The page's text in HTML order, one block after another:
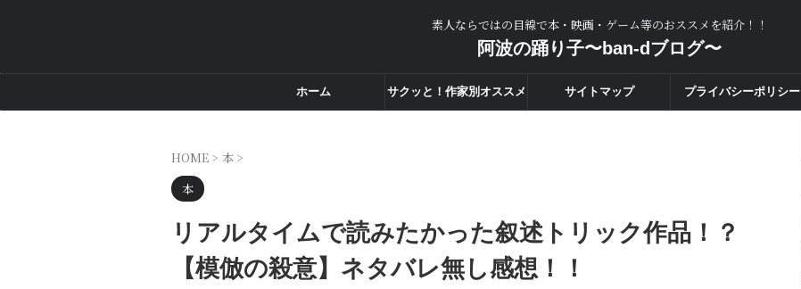
素人ならではの目線で本・映画・ゲーム等のおススメを紹介！！
阿波の踊り子〜ban-dブログ〜
ホーム サクッと！作家別オススメ サイトマップ プライバシーポリシー
HOME > 本 >
本
リアルタイムで読みたかった叙述トリック作品！？
【模倣の殺意】ネタバレ無し感想！！